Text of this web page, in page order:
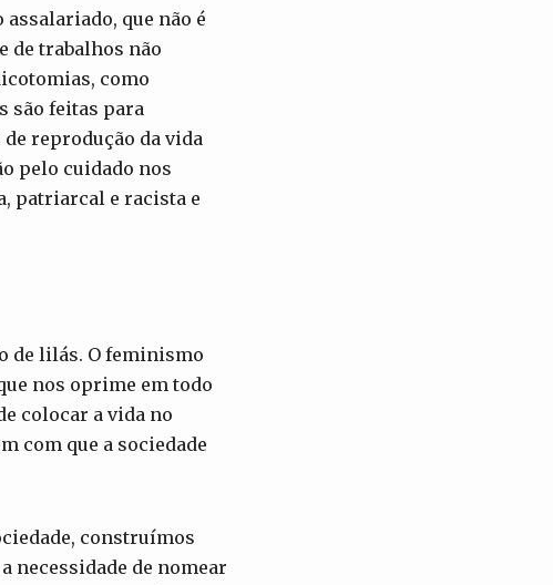
que não é
de trabalhos não
como
são feitas para
reprodução da vida
pelo cuidado nos
patriarcal e racista e
de lilás. O feminismo
nos oprime em todo
colocar a vida no
com que a sociedade
construímos
necessidade de nomear